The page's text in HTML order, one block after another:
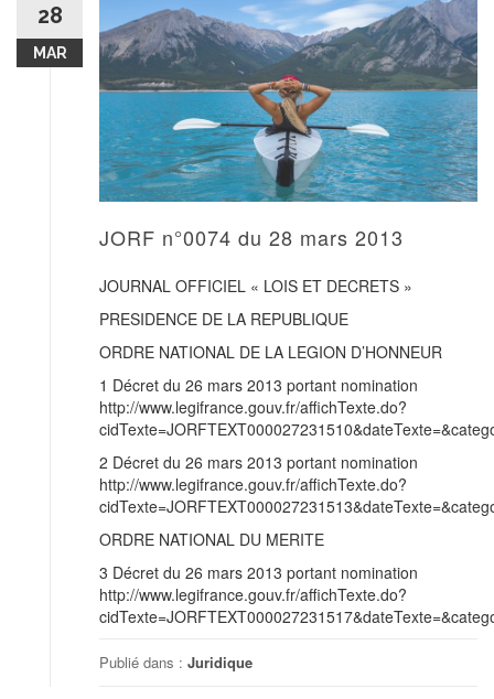
28
MAR
JORF n°0074 du 28 mars 2013
JOURNAL OFFICIEL « LOIS ET DECRETS »
PRESIDENCE DE LA REPUBLIQUE
ORDRE NATIONAL DE LA LEGION D’HONNEUR
1 Décret du 26 mars 2013 portant nomination
http://www.legifrance.gouv.fr/affichTexte.do?
2 Décret du 26 mars 2013 portant nomination
http://www.legifrance.gouv.fr/affichTexte.do?
ORDRE NATIONAL DU MERITE
3 Décret du 26 mars 2013 portant nomination
http://www.legifrance.gouv.fr/affichTexte.do?
Publié dans : Juridique